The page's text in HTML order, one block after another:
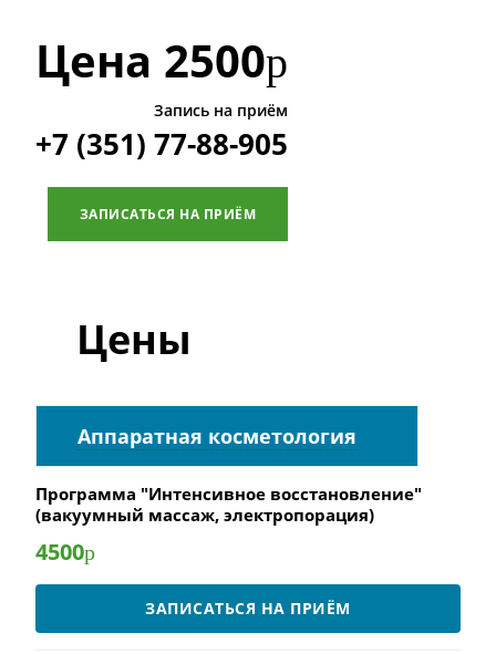
Цена 2500р
Запись на приём
+7 (351) 77-88-905
ЗАПИСАТЬСЯ НА ПРИЁМ
Цены
Аппаратная косметология
Программа "Интенсивное восстановление"
(вакуумный массаж, электропорация)
4500р
ЗАПИСАТЬСЯ НА ПРИЁМ